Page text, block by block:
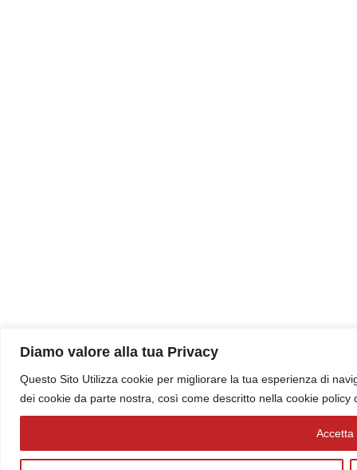
Diamo valore alla tua Privacy
Questo Sito Utilizza cookie per migliorare la tua esperienza di
dei cookie da parte nostra, così come descritto nella cookie policy
Accetta